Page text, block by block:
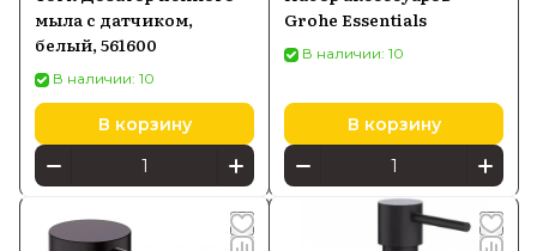
мыла с датчиком,
белый, 561600
В наличии: 10
В корзину
Grohe Essentials
В наличии: 10
В корзину